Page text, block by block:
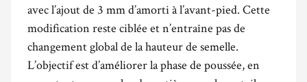
avec l’ajout de 3 mm d’amorti à l’avant-pied. Cette
modification reste ciblée et n’entraîne pas de
changement global de la hauteur de semelle.
L’objectif est d’améliorer la phase de poussée, en